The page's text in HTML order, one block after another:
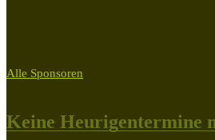
Alle Sponsoren
Keine Heurigentermine